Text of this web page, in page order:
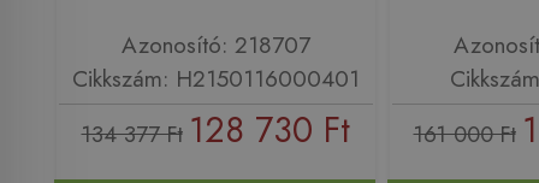
Azonosító: 218707
Cikkszám: H2150116000401
134 377 Ft 128 730 Ft 161 000 Ft